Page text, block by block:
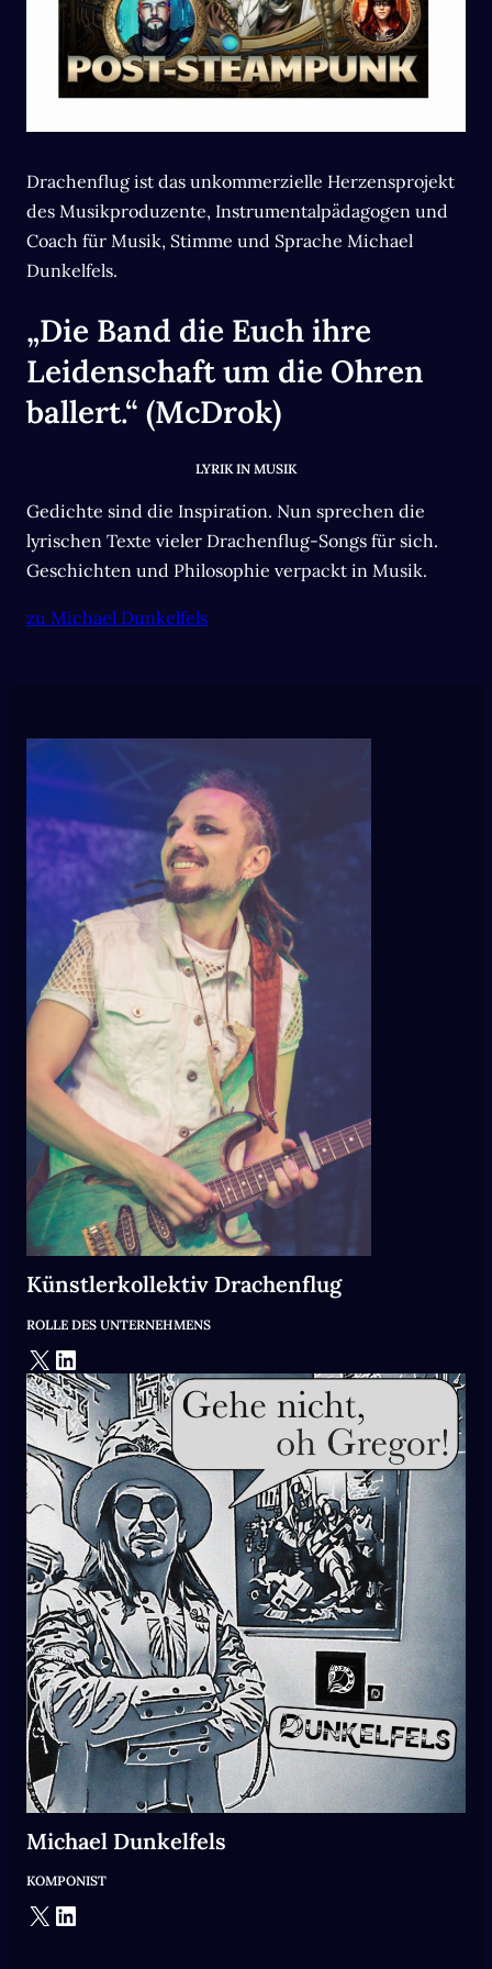
Drachenflug ist das unkommerzielle Herzensprojekt
des Musikproduzente, Instrumentalpädagogen und
Coach für Musik, Stimme und Sprache Michael
Dunkelfels.
„Die Band die Euch ihre
Leidenschaft um die Ohren
ballert.“ (McDrok)
LYRIK IN MUSIK
Gedichte sind die Inspiration. Nun sprechen die
lyrischen Texte vieler Drachenflug-Songs für sich.
Geschichten und Philosophie verpackt in Musik.
zu Michael Dunkelfels
Künstlerkollektiv Drachenflug
ROLLE DES UNTERNEHMENS
X LinkedIn
Michael Dunkelfels
KOMPONIST
X LinkedIn